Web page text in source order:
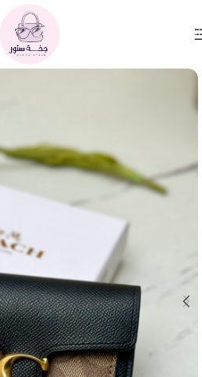
Skip to main content